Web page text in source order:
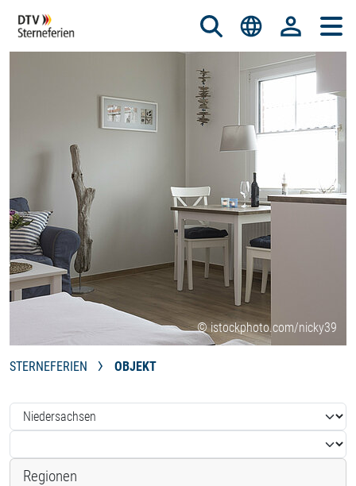
© istockphoto.com/nicky39
STERNEFERIEN OBJEKT
Regionen